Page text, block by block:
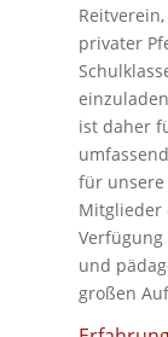
privater
ist daher
für unsere
Mitglieder
und
großen